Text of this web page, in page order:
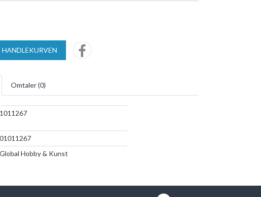
HANDLEKURVEN
Omtaler (0)
1011267
01011267
Global Hobby & Kunst